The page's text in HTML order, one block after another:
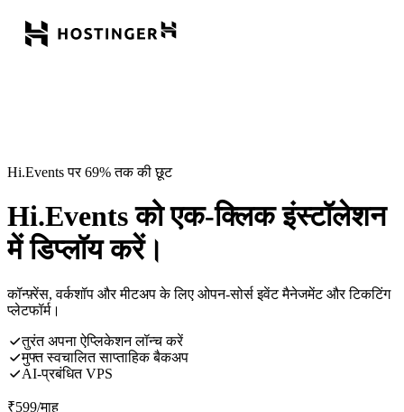
Hi.Events पर 69% तक की छूट
Hi.Events को एक-क्लिक इंस्टॉलेशन
में डिप्लॉय करें।
कॉन्फ़्रेंस, वर्कशॉप और मीटअप के लिए ओपन-सोर्स इवेंट मैनेजमेंट और टिकटिंग
प्लेटफॉर्म।
तुरंत अपना ऐप्लिकेशन लॉन्च करें
मुफ्त स्वचालित साप्ताहिक बैकअप
AI-प्रबंधित VPS
₹599/माह